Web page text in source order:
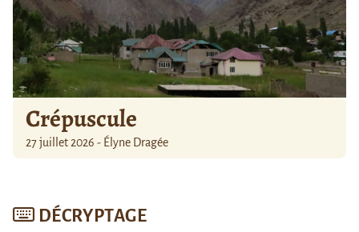
Crépuscule
27 juillet 2026 - Élyne Dragée
DÉCRYPTAGE